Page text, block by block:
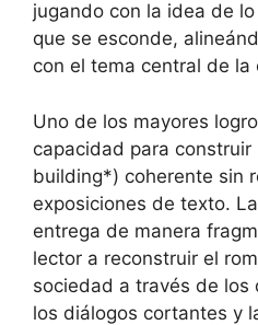
jugando con la idea de
que se esconde,
con el tema central de la
Uno de los mayores
capacidad para
building*) coherente sin
exposiciones de texto.
entrega de manera
lector a reconstruir el
sociedad a través de los
los diálogos cortantes y